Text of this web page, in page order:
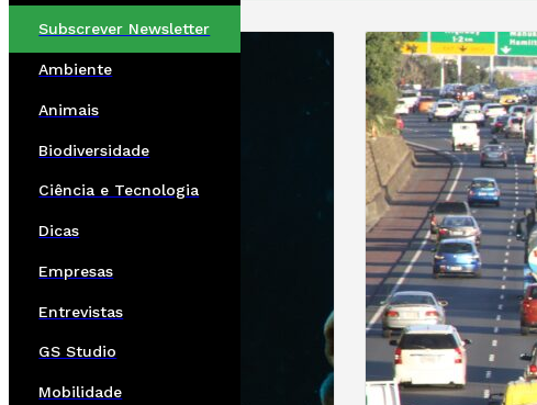
Subscrever Newsletter
Ambiente
Animais
Biodiversidade
Ciência e Tecnologia
Dicas
Empresas
Entrevistas
GS Studio
Mobilidade